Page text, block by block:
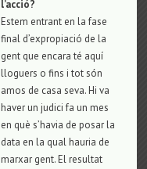
l’acció?
Estem entrant en la fase
final d’expropiació de la
gent que encara té aquí
lloguers o fins i tot són
amos de casa seva. Hi va
haver un judici fa un mes
en què s’havia de posar la
data en la qual hauria de
marxar gent. El resultat